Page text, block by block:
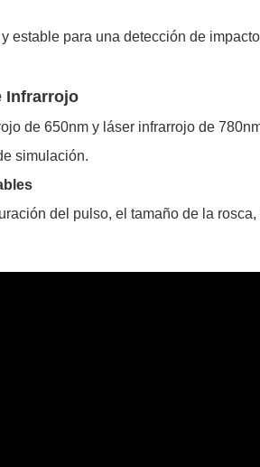
estable para una detección de
Infrarrojo
de 650nm y láser infrarrojo de
simulación.
del pulso, el tamaño de la